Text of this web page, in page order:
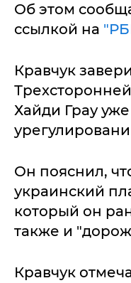
Об этом
ссылкой на
Кравчук
Хайди Грау
Он пояснил,
украинский
который он
также и
Кравчук